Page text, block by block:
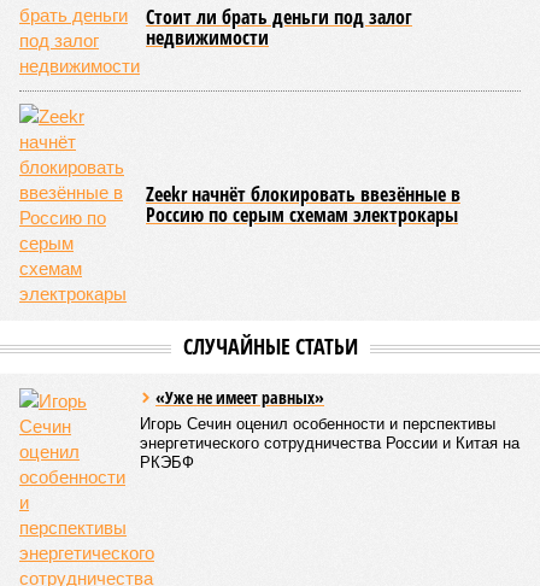
Стоит ли брать деньги под залог
недвижимости
Zeekr начнёт блокировать ввезённые в
Россию по серым схемам электрокары
СЛУЧАЙНЫЕ СТАТЬИ
«Уже не имеет равных»
Игорь Сечин оценил особенности и перспективы
энергетического сотрудничества России и Китая на
РКЭБФ